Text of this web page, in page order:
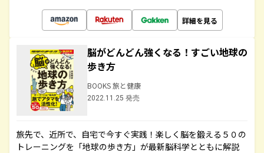
詳細を見る
脳がどんどん強くなる！すごい地球の
歩き方
BOOKS 旅と健康
2022.11.25 発売
旅先で、近所で、自宅で今すぐ実践！楽しく脳を鍛える５０の
トレーニングを「地球の歩き方」が最新脳科学とともに解説